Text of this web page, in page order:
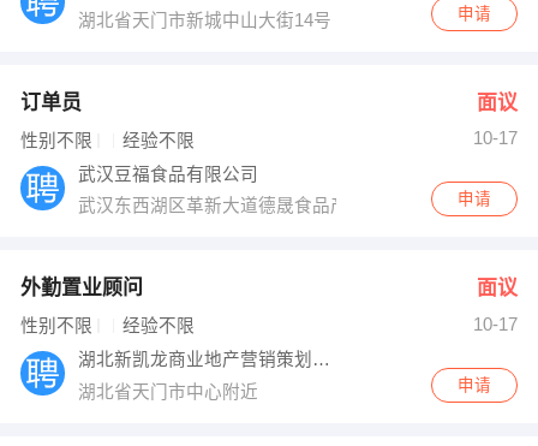
湖北省天门市新城中山大街14号
申请
订单员 面议
性别不限 经验不限
10-17
武汉豆福食品有限公司
武汉东西湖区革新大道德晟食品产业园
申请
外勤置业顾问 面议
性别不限 经验不限
10-17
湖北新凯龙商业地产营销策划有限公司
湖北省天门市中心附近
申请